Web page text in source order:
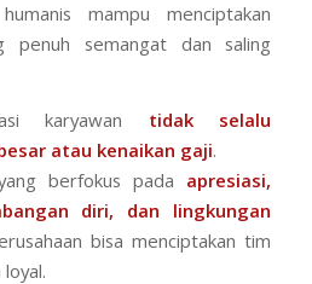
mampu menciptakan
penuh semangat dan saling
karyawan tidak selalu
atau kenaikan gaji.
berfokus pada apresiasi,
diri, dan lingkungan
bisa menciptakan tim